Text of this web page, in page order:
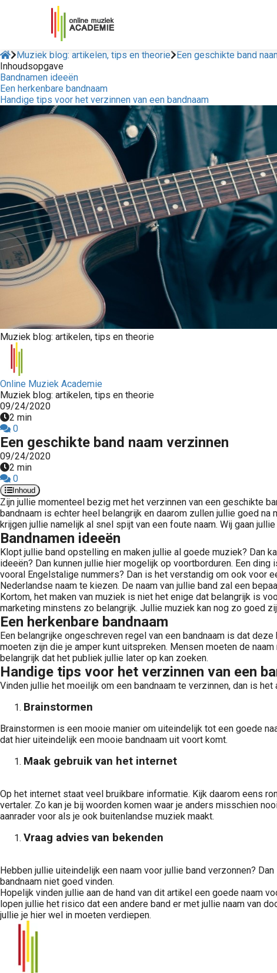
Muziek blog: artikelen, tips en theorie Een geschikte band
Inhoudsopgave
Bandnamen ideeën
Een herkenbare bandnaam
Handige tips voor het verzinnen van een bandnaam
Muziek blog: artikelen, tips en theorie
Online Muziek Academie
Muziek blog: artikelen, tips en theorie
09/24/2020
2 min
0
Een geschikte band naam verzinnen
09/24/2020
2 min
0
Inhoud
Zijn jullie momenteel bezig met het verzinnen van een geschikte
bandnaam is echter heel belangrijk en daarom zullen jullie goed
krijgen jullie namelijk al snel spijt van een foute naam. Wij gaan
Bandnamen ideeën
Klopt jullie band opstelling en maken jullie al goede muziek? Dan
ideeën? Dan kunnen jullie hier mogelijk op voortborduren. Een
vooral Engelstalige nummers? Dan is het verstandig om ook voor
Nederlandse naam te kiezen. De naam van jullie band zal een
Kortom, het maken van muziek is niet het enige dat belangrijk is
marketing minstens zo belangrijk. Jullie muziek kan nog zo goed
Een herkenbare bandnaam
Een belangrijke ongeschreven regel van een bandnaam is dat
moeten zijn die je amper kunt uitspreken. Mensen moeten de naam
belangrijk dat het publiek jullie later op kan zoeken.
Handige tips voor het verzinnen van een
Vinden jullie het moeilijk om een bandnaam te verzinnen, dan is
Brainstormen
Brainstormen is een mooie manier om uiteindelijk tot een goede
dat hier uiteindelijk een mooie bandnaam uit voort komt.
Maak gebruik van het internet
Op het internet staat veel bruikbare informatie. Kijk daarom eens
vertaler. Zo kan je bij woorden komen waar je anders misschien
aanrader voor als je ook buitenlandse muziek maakt.
Vraag advies van bekenden
Hebben jullie uiteindelijk een naam voor jullie band verzonnen?
bandnaam niet goed vinden.
Hopelijk vinden jullie aan de hand van dit artikel een goede naam
lopen jullie het risico dat een andere band er met jullie naam van
jullie je hier wel in moeten verdiepen.